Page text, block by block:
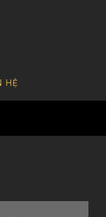
HỆ